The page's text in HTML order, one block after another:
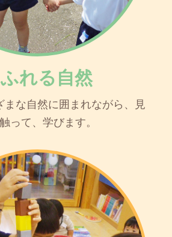
れる自然
まな自然に囲まれながら、見
って、学びます。